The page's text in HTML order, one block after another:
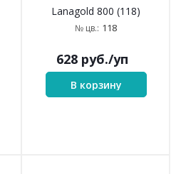
Lanagold 800 (118)
№ цв.: 118
628 руб./уп
В корзину